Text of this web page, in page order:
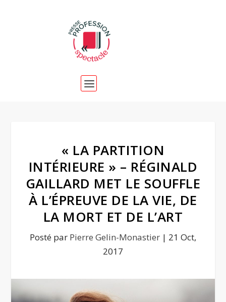
« LA PARTITION
INTÉRIEURE » – RÉGINALD
GAILLARD MET LE SOUFFLE
À L’ÉPREUVE DE LA VIE, DE
LA MORT ET DE L’ART
Posté par Pierre Gelin-Monastier | 21 Oct,
2017